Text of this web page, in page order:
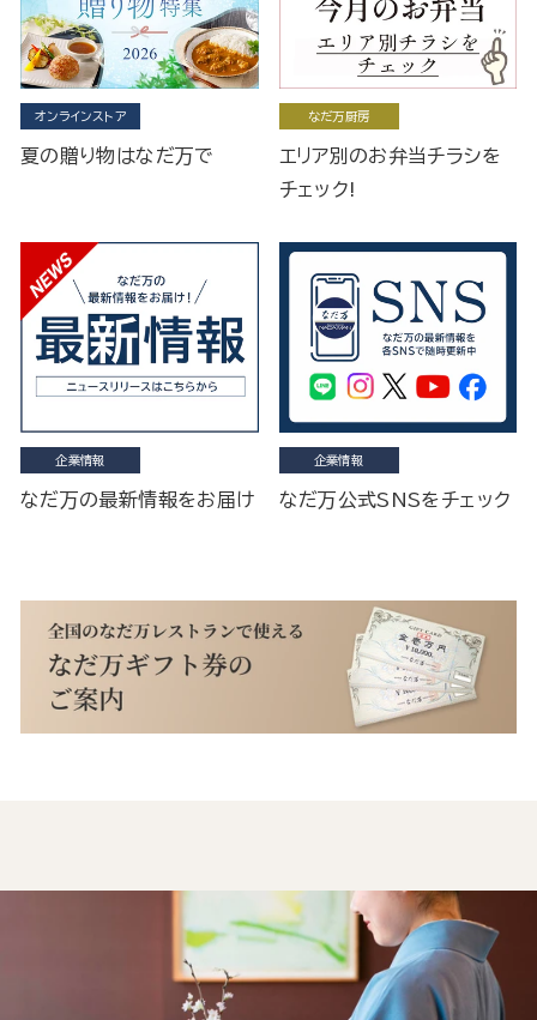
オンラインストア
夏の贈り物はなだ万で
なだ万厨房
エリア別のお弁当チラシを
チェック!
企業情報
なだ万の最新情報をお届け
企業情報
なだ万公式SNSをチェック